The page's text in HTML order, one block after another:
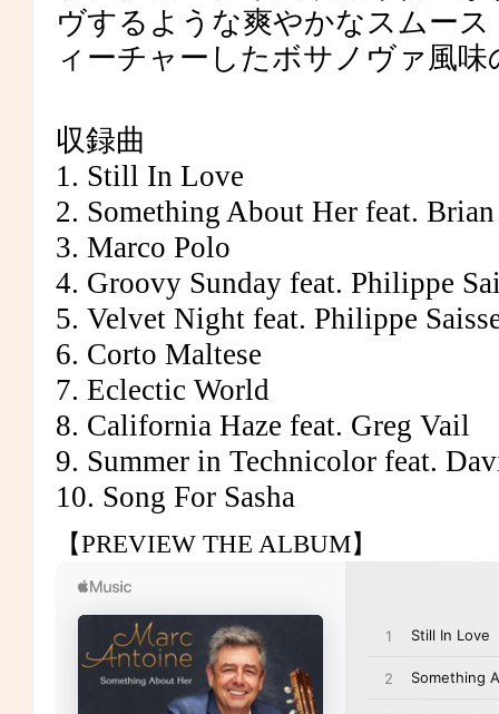
ヴするような爽やかなスムー
ィーチャーしたボサノヴァ風
収録曲
1. Still In Love
2. Something About Her feat.
3. Marco Polo
4. Groovy Sunday feat. Philippe
5. Velvet Night feat. Philippe
6. Corto Maltese
7. Eclectic World
8. California Haze feat. Greg Vail
9. Summer in Technicolor feat.
10. Song For Sasha
【PREVIEW THE ALBUM】